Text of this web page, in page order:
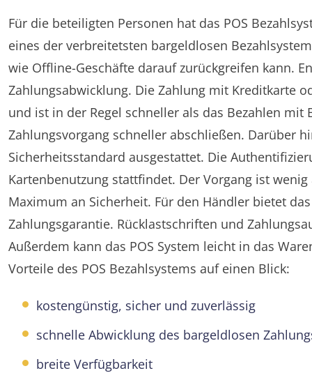
Für die beteiligten Personen hat das POS
eines der verbreitetsten bargeldlosen
wie Offline-Geschäfte darauf zurückgreifen kann.
Zahlungsabwicklung. Die Zahlung mit Kreditkarte
und ist in der Regel schneller als das Bezahlen
Zahlungsvorgang schneller abschließen. Darüber
Sicherheitsstandard ausgestattet. Die
Kartenbenutzung stattfindet. Der Vorgang ist
Maximum an Sicherheit. Für den Händler bietet
Zahlungsgarantie. Rücklastschriften und
Außerdem kann das POS System leicht in das
Vorteile des POS Bezahlsystems auf einen Blick:
kostengünstig, sicher und zuverlässig
schnelle Abwicklung des bargeldlosen
breite Verfügbarkeit